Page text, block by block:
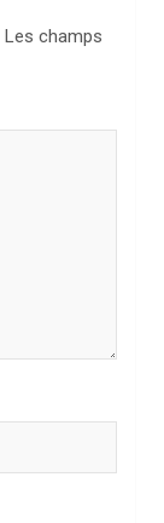
Les champs